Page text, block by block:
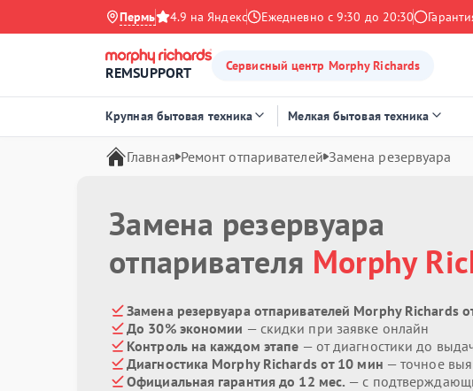
Пермь 4.9 на Яндекс Ежедневно с 9:30 до 20:30
REMSUPPORT Сервисный центр Morphy Richards
Крупная бытовая техника Мелкая бытовая техника
Главная Ремонт отпаривателей Замена резервуара
Замена резервуара
отпаривателя Morphy
Замена резервуара отпаривателей Morphy Richards
До 30% экономии — скидки при заявке онлайн
Контроль на каждом этапе — от диагностики до
Диагностика Morphy Richards от 10 мин — точное
Официальная гарантия до 12 мес. — с